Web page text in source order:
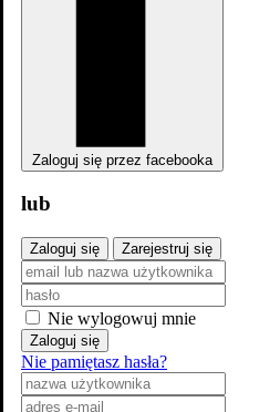
1g.
Kryminał,Dramat
8 odcinków
Zaloguj się przez facebooka
lub
Zaloguj się Zarejestruj się
Nie wylogowuj mnie
Zaloguj się
Nie pamiętasz hasła?